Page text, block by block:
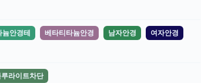
늄안경테 베타티타늄안경 남자안경
여자안경
루라이트차단